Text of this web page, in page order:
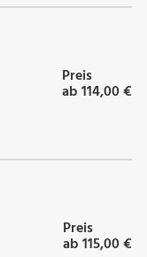
Preis
ab 114,00 €
Preis
ab 115,00 €